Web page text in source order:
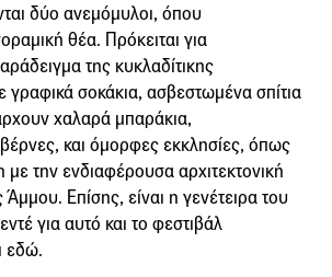
δύο ανεμόμυλοι, όπου
θέα. Πρόκειται για
της κυκλαδίτικης
γραφικά σοκάκια, ασβεστωμένα σπίτια
χαλαρά μπαράκια,
και όμορφες εκκλησίες, όπως
την ενδιαφέρουσα αρχιτεκτονική
Άμμου. Επίσης, είναι η γενέτειρα του
για αυτό και το φεστιβάλ
εδώ.